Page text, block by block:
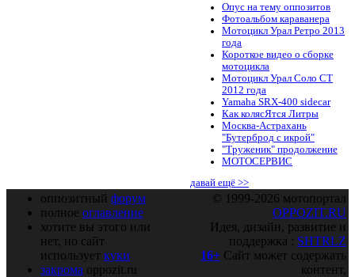
Опус на тему оппозитов
Фотоальбом караванера
Мотоцикл Урал Ретро 2013
года
Короткое видео о сборке
мотоцикла
Мотоцикл Урал Соло СТ
2012 года
Yamaha SRX-400 sidecar
Как колясЯтся Литры
Москва-Астрахань
"Бутерброд с икрой"
"Труженик" продолжение
МОТОСЕРВИС
давай ещё >>
оппозитный форум
полное оглавление
хотите вы этого или
нет, но сайт
использует куки
закрома oppozit.ru
© 1999-2026 мотопортал
OPPOZIT.RU
Идея, дизайн, развитие и
поддержка : SHTRLZ
16+ Сайт может содержать
контент,